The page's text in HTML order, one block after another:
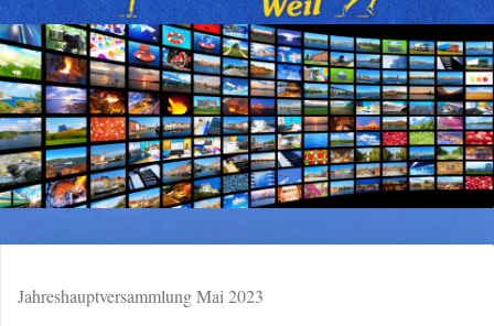
Jahreshauptversammlung Mai 2023